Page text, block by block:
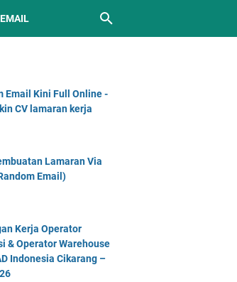
Email Kini Full Online -
CV lamaran kerja
Lamaran Via
Email)
Kerja Operator
& Operator Warehouse
Indonesia Cikarang –